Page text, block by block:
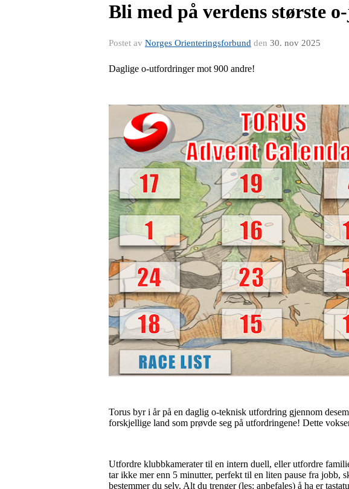
Bli med på verdens største
Postet av Norges Orienteringsforbund den 30. nov 2025
Daglige o-utfordringer mot 900 andre!
Torus byr i år på en daglig o-teknisk utfordring gjennom
forskjellige land som prøvde seg på utfordringene! Dette
Utfordre klubbkamerater til en intern duell, eller utfordre
tar ikke mer enn 5 minutter, perfekt til en liten pause fra jobb,
bestemmer du selv. Alt du trenger (les: anbefales) å ha er